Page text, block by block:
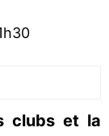
clubs et la